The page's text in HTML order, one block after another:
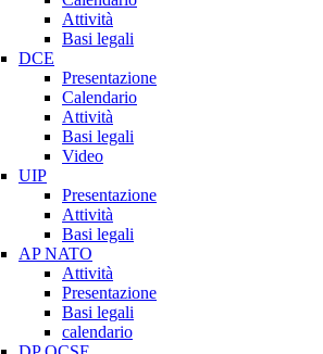
Attività
Basi legali
DCE
Presentazione
Calendario
Attività
Basi legali
Video
UIP
Presentazione
Attività
Basi legali
AP NATO
Attività
Presentazione
Basi legali
calendario